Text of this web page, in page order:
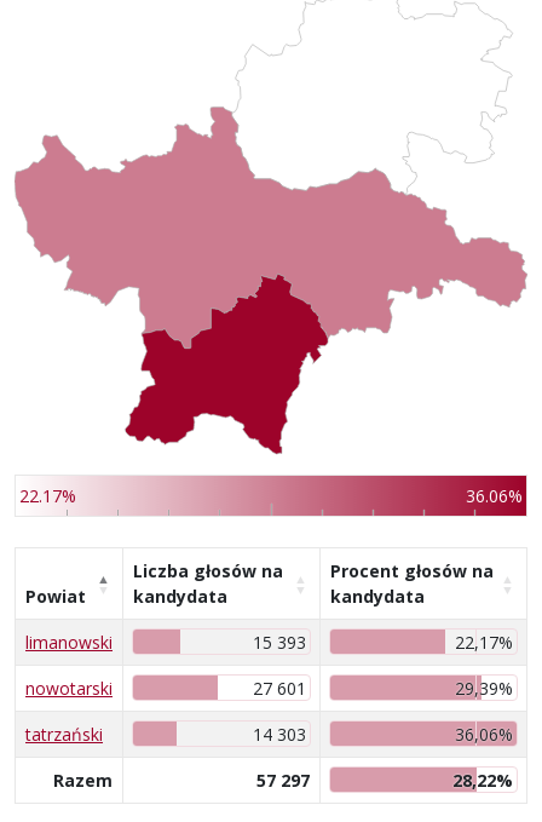
22.17% 36.06%
Powiat
Liczba głosów na
kandydata
Procent głosów na
kandydata
limanowski
15 393
22,17%
nowotarski
27 601
29,39%
tatrzański
14 303
36,06%
Razem
57 297 28,22%